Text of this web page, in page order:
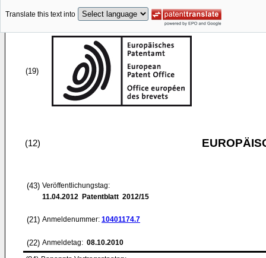
Translate this text into
(19)
(12)
(43) Veröffentlichungstag:
11.04.2012 Patentblatt 2012/15
(21) Anmeldenummer: 10401174.7
(22) Anmeldetag: 08.10.2010